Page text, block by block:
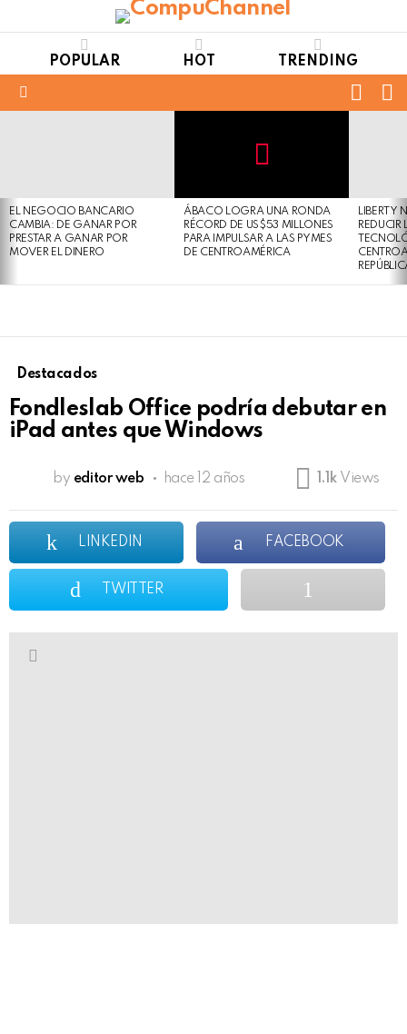
POPULAR HOT TRENDING
EL NEGOCIO BANCARIO
CAMBIA: DE GANAR POR
PRESTAR A GANAR POR
MOVER EL DINERO
Safe
For
Work
view
this
post
ÁBACO LOGRA UNA RONDA
RÉCORD DE US$53 MILLONES
PARA IMPULSAR A LAS PYMES
DE CENTROAMÉRICA
LIBERTY
REDUCIR
Destacados
Fondleslab Office podría debutar en
iPad antes que Windows
by editor web hace 12 años 1.1k Views
LINKEDIN FACEBOOK
TWITTER